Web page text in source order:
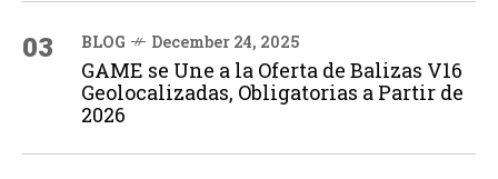
03 BLOG December 24, 2025
GAME se Une a la Oferta de Balizas V16
Geolocalizadas, Obligatorias a Partir de
2026